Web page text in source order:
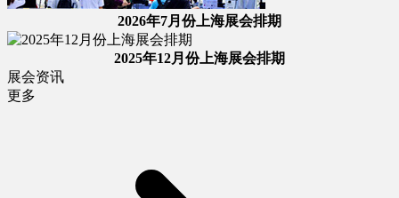
2026年7月份上海展会排期
2025年12月份上海展会排期
展会资讯
更多